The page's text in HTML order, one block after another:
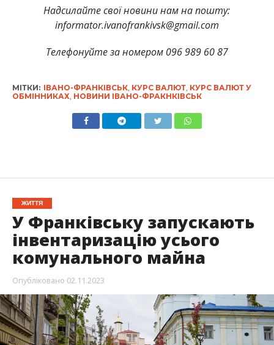
Надсилайте свої новини нам на пошту:
informator.ivanofrankivsk@gmail.com
Телефонуйте за номером 096 989 60 87
МІТКИ: ІВАНО-ФРАНКІВСЬК, КУРС ВАЛЮТ, КУРС ВАЛЮТ У
ОБМІННИКАХ НОВИНИ ІВАНО-ФРАКНКІВСЬК
ЖИТТЯ
У Франківську запускають
інвентаризацію усього
комунального майна
Опубліковано 02.11.2023